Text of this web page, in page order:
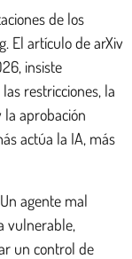
de los
El artículo de arXiv
insiste
restricciones, la
aprobación
actúa la IA, más
agente mal
vulnerable,
un control de